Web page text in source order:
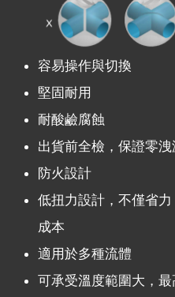
容易操作與切換
堅固耐用
耐酸鹼腐蝕
出貨前全檢，保證零洩
防火設計
低扭力設計，不僅省
成本
適用於多種流體
可承受溫度範圍大，